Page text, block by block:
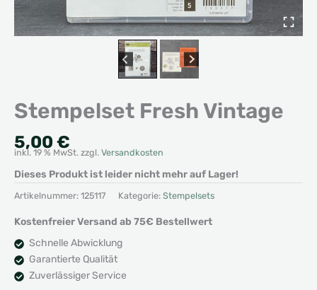
Stempelset Fresh Vintage
5,00 €
inkl. 19 % MwSt. zzgl. Versandkosten
Dieses Produkt ist leider nicht mehr auf Lager!
Artikelnummer: 125117 Kategorie: Stempelsets
Kostenfreier Versand ab 75€ Bestellwert
Schnelle Abwicklung
Garantierte Qualität
Zuverlässiger Service